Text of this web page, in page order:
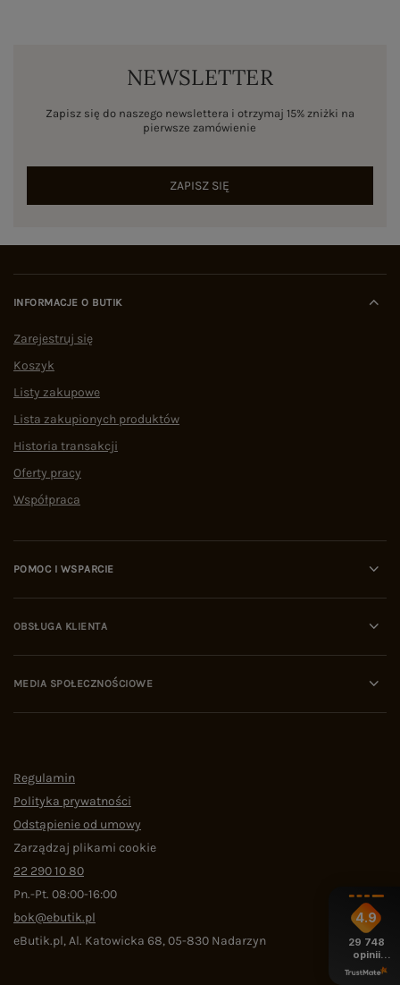
NEWSLETTER
Zapisz się do naszego newslettera i otrzymaj 15% zniżki na
pierwsze zamówienie
ZAPISZ SIĘ
INFORMACJE O BUTIK
Zarejestruj się
Koszyk
Listy zakupowe
Lista zakupionych produktów
Historia transakcji
Oferty pracy
Współpraca
POMOC I WSPARCIE
OBSŁUGA KLIENTA
MEDIA SPOŁECZNOŚCIOWE
Regulamin
Polityka prywatności
Odstąpienie od umowy
Zarządzaj plikami cookie
22 290 10 80
Pn.-Pt. 08:00-16:00
bok@ebutik.pl
eButik.pl,Al. Katowicka 68,05-830 Nadarzyn
4.9
29 748
opinii
z całego